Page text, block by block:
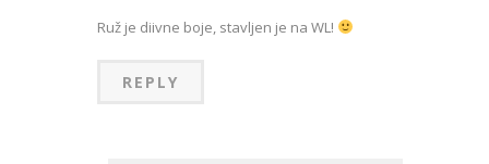
Ruž je diivne boje, stavljen je na WL!
REPLY